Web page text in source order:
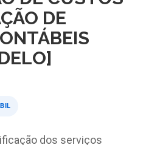
DE
dos serviços